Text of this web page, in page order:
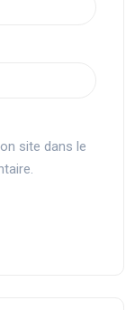
site dans le